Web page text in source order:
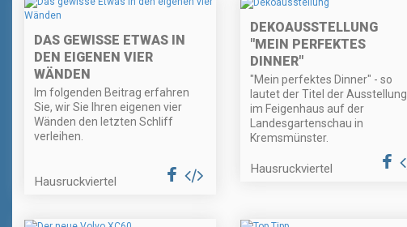
DAS GEWISSE ETWAS IN
DEN EIGENEN VIER
WÄNDEN
Im folgenden Beitrag erfahren
Sie, wir Sie Ihren eigenen vier
Wänden den letzten Schliff
verleihen.
Hausruckviertel
DEKOAUSSTELLUNG
"MEIN PERFEKTES
DINNER"
"Mein perfektes Dinner" - so
lautet der Titel der Ausstellung
im Feigenhaus auf der
Landesgartenschau in
Kremsmünster.
Hausruckviertel